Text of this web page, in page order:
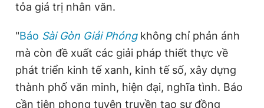
tỏa giá trị nhân văn.
"Báo Sài Gòn Giải Phóngkhông chỉ phản ánh
mà còn đề xuất các giải pháp thiết thực về
phát triển kinh tế xanh, kinh tế số, xây dựng
thành phố văn minh, hiện đại, nghĩa tình. Báo
cần tiên phong tuyên truyền tạo sự đồng